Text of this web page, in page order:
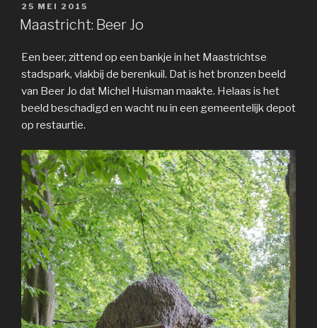
GEPLAATST
OP
25 MEI 2015
Maastricht: Beer Jo
Een beer, zittend op een bankje in het Maastrichtse
stadspark, vlakbij de berenkuil. Dat is het bronzen beeld
van Beer Jo dat Michel Huisman maakte. Helaas is het
beeld beschadigd en wacht nu in een gemeentelijk depot
op restaurtie.